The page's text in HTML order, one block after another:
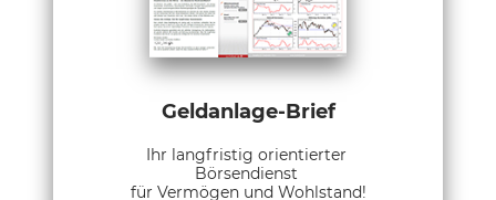
Geldanlage-Brief
Ihr langfristig orientierter
Börsendienst
für Vermögen und Wohlstand!